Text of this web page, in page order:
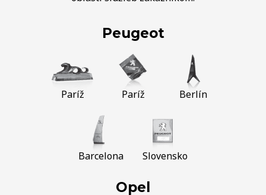
Peugeot
Paríž Paríž Berlín
Barcelona Slovensko
Opel